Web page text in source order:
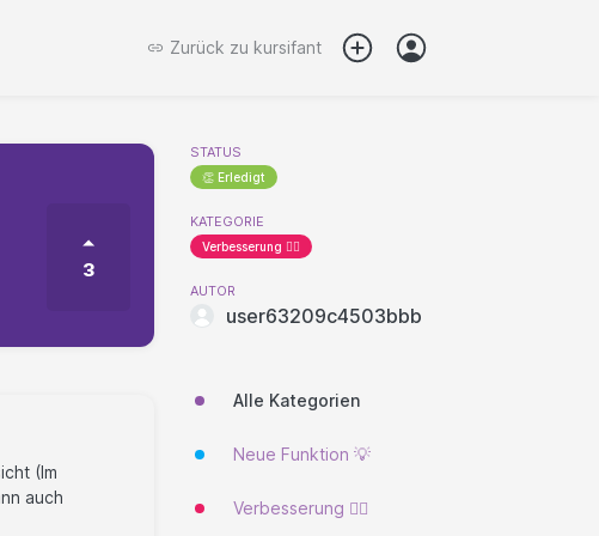
Zurück zu kursifant
3
(Im
auch
STATUS
👏 Erledigt
KATEGORIE
Verbesserung 🐱‍🏍
AUTOR
user63209c4503bbb
Alle Kategorien
Neue Funktion 💡
Verbesserung 🐱‍🏍